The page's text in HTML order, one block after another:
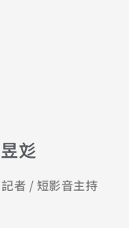
彣
者 / 短影音主持